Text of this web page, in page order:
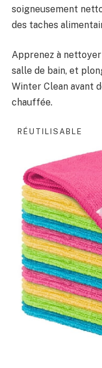
soigneusement
des taches
Apprenez à
salle de bain, et
Winter Clean avant
chauffée.
RÉUTILISABLE